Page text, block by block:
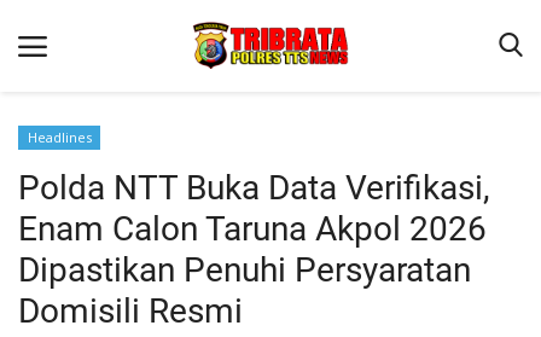
Beranda
Terms & Conditions
Reskrim
Binkam
Headlines
Polda NTT Buka Data Verifikasi,
Enam Calon Taruna Akpol 2026
Dipastikan Penuhi Persyaratan
Domisili Resmi